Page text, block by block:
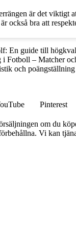
är det viktigt
också bra att
En guide till
i Fotboll – Matcher
och
Pinterest
om du
Vi kan